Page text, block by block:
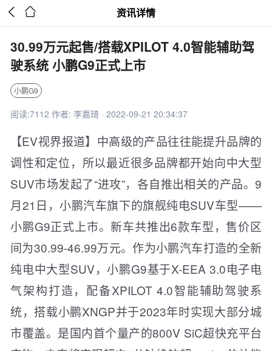
  资讯详情
30.99万元起售/搭载XPILOT 4.0智能辅助驾
驶系统 小鹏G9正式上市
小鹏G9
阅读:7112 作者: 李嘉琦 · 2022-09-21 20:34:37
【EV视界报道】中高级的产品往往能提升品牌的
调性和定位，所以最近很多品牌都开始向中大型
SUV市场发起了“进攻”，各自推出相关的产品。9
月21日，小鹏汽车旗下的旗舰纯电SUV车型——
小鹏G9正式上市。新车共推出6款车型，售价区
间为30.99-46.99万元。作为小鹏汽车打造的全新
纯电中大型SUV，小鹏G9基于X-EEA 3.0电子电
气架构打造，配备XPILOT 4.0智能辅助驾驶系
统，搭载小鹏XNGP并于2023年时实现大部分城
市覆盖。是国内首个量产的800V SiC超快充平台